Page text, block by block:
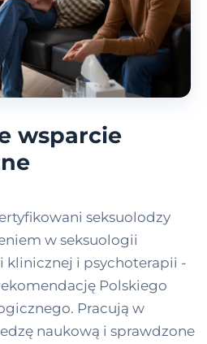
wsparcie
seksuolodzy
w seksuologii
klinicznej i psychoterapii -
Polskiego
Pracują w
naukową i sprawdzone